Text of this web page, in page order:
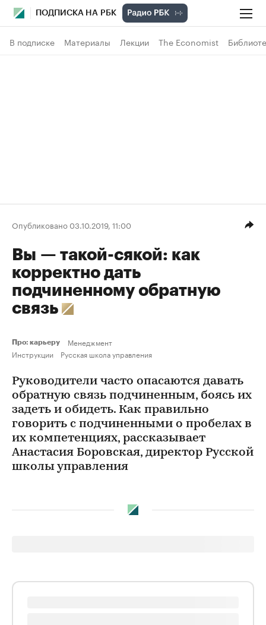
ПОДПИСКА НА РБК
В подписке Материалы Лекции The Economist
Опубликовано 03.10.2019, 11:00
Вы — такой-сякой: как
корректно дать
подчиненному обратную
связь
Про: карьеру
Менеджмент
Инструкции
Русская школа управления
Руководители часто опасаются давать
обратную связь подчиненным, боясь их
задеть и обидеть. Как правильно
говорить с подчиненными о пробелах в
их компетенциях, рассказывает
Анастасия Боровская, директор Русской
школы управления